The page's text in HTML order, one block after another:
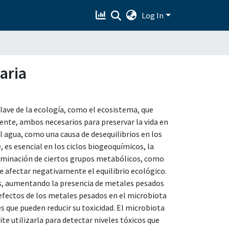
Log In
de la ecología, como el ecosistema, que
ambos necesarios para preservar la vida en
como una causa de desequilibrios en los
esencial en los ciclos biogeoquímicos, la
de ciertos grupos metabólicos, como
afectar negativamente el equilibrio ecológico.
la presencia de metales pesados
de los metales pesados en el microbiota
pueden reducir su toxicidad. El microbiota
utilizarla para detectar niveles tóxicos que